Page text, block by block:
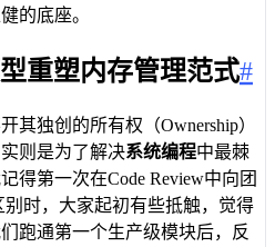
的底座。
重塑内存管理范式#
其独创的所有权（Ownership）
则是为了解决系统编程中最棘
得第一次在Code Review中向团
别时，大家起初有些抵触，觉得
跑通第一个生产级模块后，反